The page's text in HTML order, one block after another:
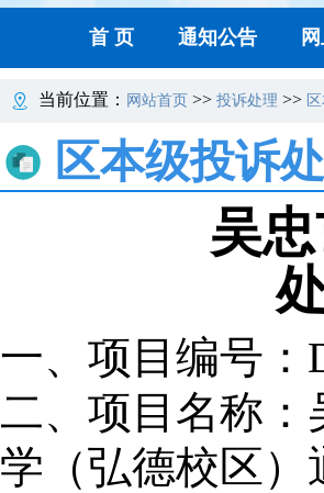
首 页 通知公告
当前位置： 网站首页 >> 投诉处理 >>
区本级投诉
吴
一、项目编号：
二、项目名称：
学（弘德校区